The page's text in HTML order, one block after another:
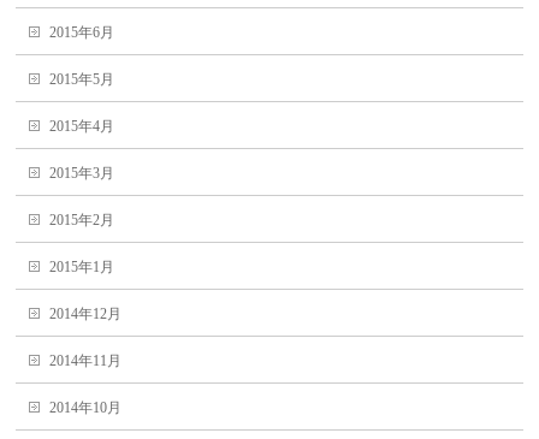
2015年6月
2015年5月
2015年4月
2015年3月
2015年2月
2015年1月
2014年12月
2014年11月
2014年10月